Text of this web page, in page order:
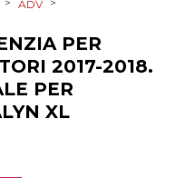
ADV
PER
2017-2018.
PER
XL